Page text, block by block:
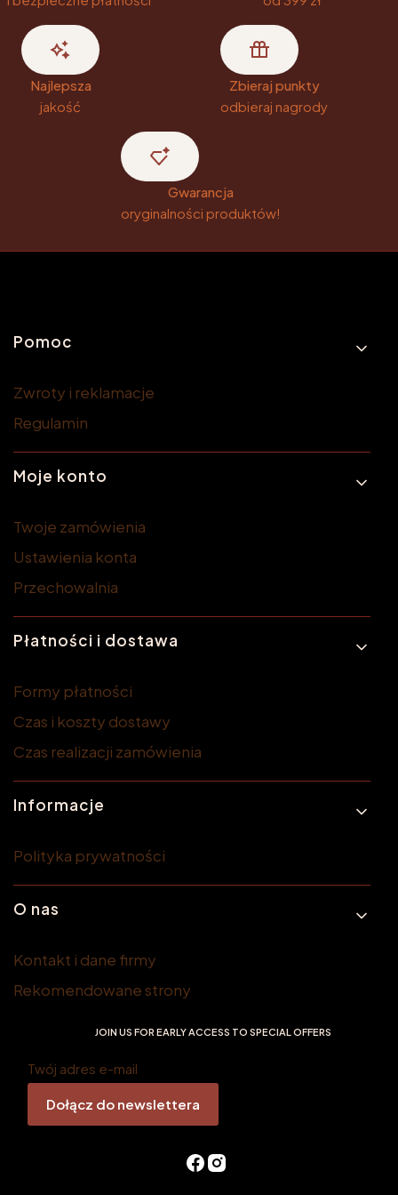
Najlepsza
jakość
Zbieraj punkty
odbieraj nagrody
Gwarancja
oryginalności produktów!
Linki w stopce
Pomoc
Zwroty i reklamacje
Regulamin
Moje konto
Twoje zamówienia
Ustawienia konta
Przechowalnia
Płatności i dostawa
Formy płatności
Czas i koszty dostawy
Czas realizacji zamówienia
Informacje
Polityka prywatności
O nas
Kontakt i dane firmy
Rekomendowane strony
JOIN US FOR EARLY ACCESS TO SPECIAL OFFERS
Twój adres e-mail
Dołącz do newslettera